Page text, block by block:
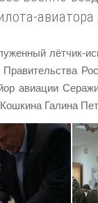
лётчик-
авиации
Галина